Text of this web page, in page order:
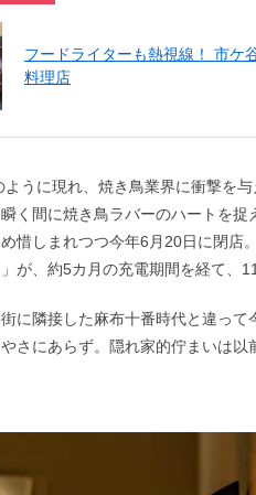
フードライターも熱視線！ 市ケ
料理店
ように現れ、焼き鳥業界に衝撃を
く間に焼き鳥ラバーのハートを
惜しまれつつ今年6月20日に閉店
が、約5カ月の充電期間を経て、
に隣接した麻布十番時代と違っ
さにあらず。隠れ家的佇まいは